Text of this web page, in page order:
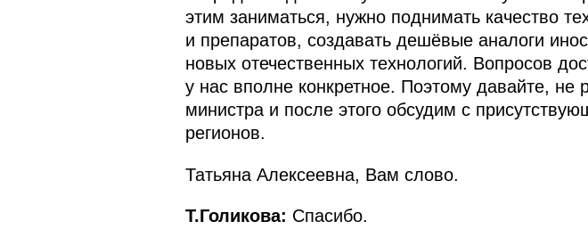
этим заниматься, нужно поднимать качество
и препаратов, создавать дешёвые аналоги
новых отечественных технологий. Вопросов
у нас вполне конкретное. Поэтому давайте,
министра и после этого обсудим с
регионов.
Татьяна Алексеевна, Вам слово.
Т.Голикова: Спасибо.